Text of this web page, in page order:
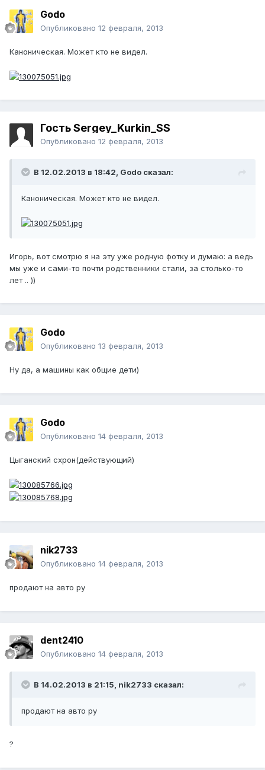
Godo
Опубликовано 12 февраля, 2013
Каноническая. Может кто не видел.
Гость Sergey_Kurkin_SS
Опубликовано 12 февраля, 2013
В 12.02.2013 в 18:42, Godo сказал:
Каноническая. Может кто не видел.
Игорь, вот смотрю я на эту уже родную фотку и думаю: а ведь
мы уже и сами-то почти родственники стали, за столько-то
лет .. ))
Godo
Опубликовано 13 февраля, 2013
Ну да, а машины как общие дети)
Godo
Опубликовано 14 февраля, 2013
Цыганский схрон(действующий)
nik2733
Опубликовано 14 февраля, 2013
продают на авто ру
dent2410
Опубликовано 14 февраля, 2013
В 14.02.2013 в 21:15, nik2733 сказал:
продают на авто ру
?